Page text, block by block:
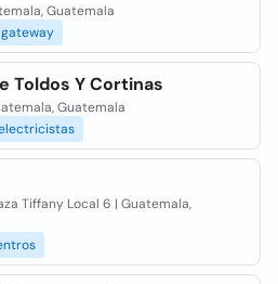
Guatemala
gateway
Toldos Y Cortinas
Guatemala
Tiffany Local 6 | Guatemala,